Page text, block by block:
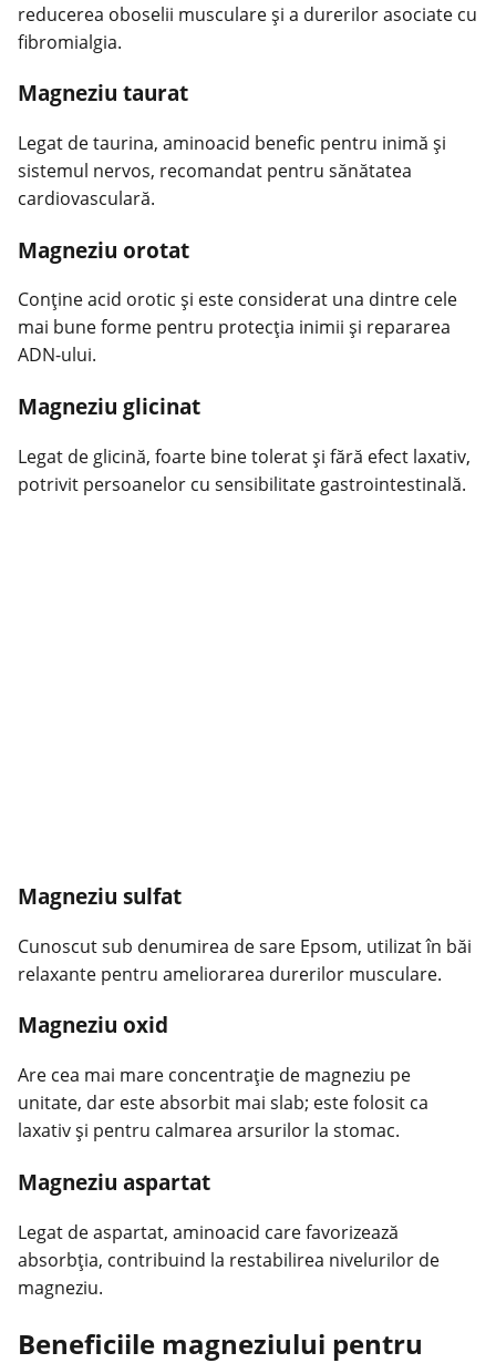
reducerea oboselii musculare și a durerilor asociate cu
fibromialgia.
Magneziu taurat
Legat de taurina, aminoacid benefic pentru inimă și
sistemul nervos, recomandat pentru sănătatea
cardiovasculară.
Magneziu orotat
Conține acid orotic și este considerat una dintre cele
mai bune forme pentru protecția inimii și repararea
ADN-ului.
Magneziu glicinat
Legat de glicină, foarte bine tolerat și fără efect laxativ,
potrivit persoanelor cu sensibilitate gastrointestinală.
Magneziu sulfat
Cunoscut sub denumirea de sare Epsom, utilizat în băi
relaxante pentru ameliorarea durerilor musculare.
Magneziu oxid
Are cea mai mare concentrație de magneziu pe
unitate, dar este absorbit mai slab; este folosit ca
laxativ și pentru calmarea arsurilor la stomac.
Magneziu aspartat
Legat de aspartat, aminoacid care favorizează
absorbția, contribuind la restabilirea nivelurilor de
magneziu.
Beneficiile magneziului pentru